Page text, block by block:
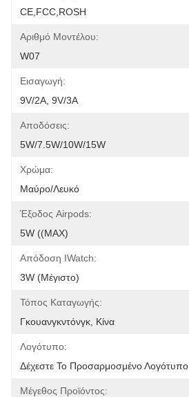
CE,FCC,ROSH
Αριθμό Μοντέλου:
W07
Εισαγωγή:
9V/2A, 9V/3A
Αποδόσεις:
5W/7.5W/10W/15W
Χρώμα:
Μαύρο/Λευκό
Έξοδος Airpods:
5W ((MAX)
Απόδοση IWatch:
3W (μέγιστο)
Τόπος Καταγωγής:
Γκουανγκντόνγκ, Κίνα
Λογότυπο:
Δέχεστε Το Προσαρμοσμένο Λογότυπο
Μέγεθος Προϊόντος: